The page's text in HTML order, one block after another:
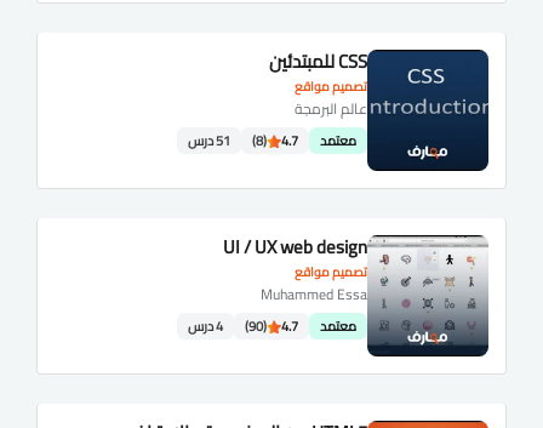
تصميم مواقع
CSS للمبتدئين
عالم البرمجة
معتمد 4.7
(8) 51 درس
تصميم مواقع
UI / UX web design
Muhammed Essa
معتمد 4.7
(90) 4 درس